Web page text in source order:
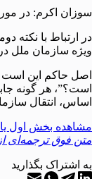
سوزان اکرم: در
در ارتباط با نکته
ویژه سازمان ملل
اصل حاکم این است
اساس، انتقال
مشاهده بخش اول
متن فوق ترجمه‌ای
به اشتراک بگذارید